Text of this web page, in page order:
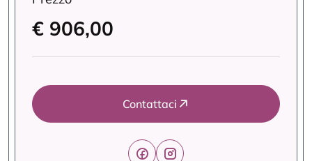
€ 906,00
Contattaci